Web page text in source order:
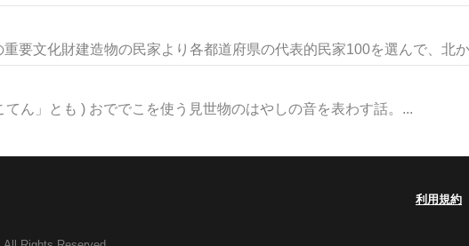
文化財建造物の民家より各都道府県の代表的民家100を選んで、北
てん」とも ) おででこを使う見世物のはやしの音を表わす話。...
利用規約